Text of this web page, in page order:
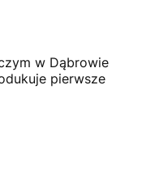
w Dąbrowie
pierwsze